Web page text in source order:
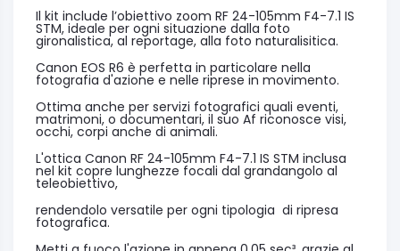
Il kit include l’obiettivo zoom RF 24-105mm F4-7.1 IS
STM, ideale per ogni situazione dalla foto
gironalistica, al reportage, alla foto naturalisitica.
Canon EOS R6 è perfetta in particolare nella
fotografia d'azione e nelle riprese in movimento.
Ottima anche per servizi fotografici quali eventi,
matrimoni, o documentari, il suo Af riconosce visi,
occhi, corpi anche di animali.
L'ottica Canon RF 24-105mm F4-7.1 IS STM inclusa
nel kit copre lunghezze focali dal grandangolo al
teleobiettivo,
rendendolo versatile per ogni tipologia di ripresa
fotografica.